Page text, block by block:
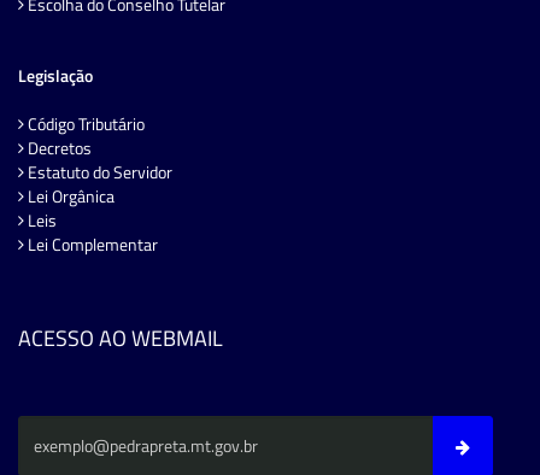
Legislação
Código Tributário
Decretos
Estatuto do Servidor
Lei Orgânica
Leis
Lei Complementar
ACESSO AO WEBMAIL